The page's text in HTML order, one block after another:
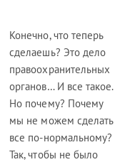
Конечно, что теперь
сделаешь? Это дело
правоохранительных
органов… И все такое.
Но почему? Почему
мы не можем сделать
все по-нормальному?
Так, чтобы не было